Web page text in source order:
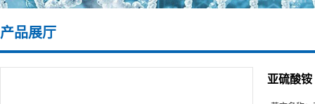
产品展厅
亚硫酸铵